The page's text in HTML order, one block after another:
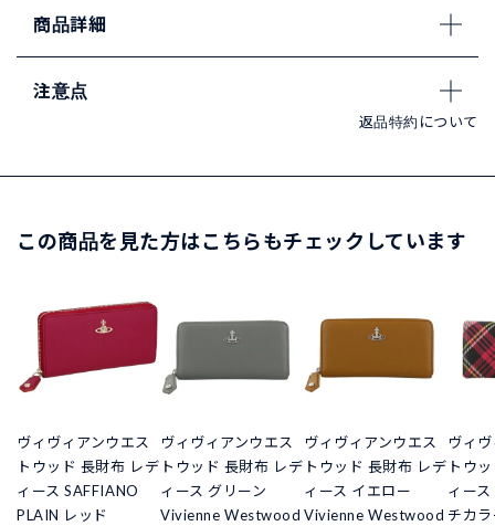
商品詳細
注意点
返品特約について
この商品を見た方はこちらもチェックしています
ヴィヴィアンウエス
トウッド 長財布 レデ
ィース SAFFIANO
PLAIN レッド
ヴィヴィアンウエス
トウッド 長財布 レデ
ィース グリーン
Vivienne Westwood
ヴィヴィアンウエス
トウッド 長財布 レデ
ィース イエロー
Vivienne Westwood
ヴィ
トウ
ィー
チカ